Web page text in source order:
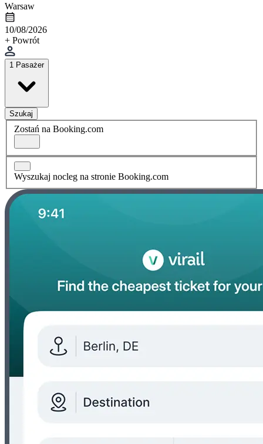
Warsaw
10/08/2026
+ Powrót
1 Pasażer
Szukaj
Zostań na Booking.com
Wyszukaj nocleg na stronie Booking.com